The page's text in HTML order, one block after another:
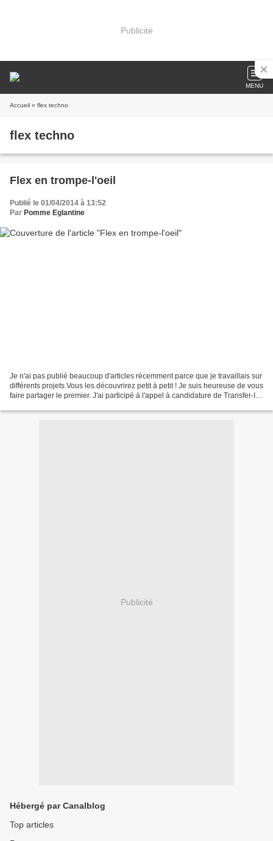
Publicité
MENU
Accueil » flex techno
flex techno
Flex en trompe-l'oeil
Publié le 01/04/2014 à 13:52
Par Pomme Eglantine
Je n'ai pas publié beaucoup d'articles récemment parce que je travaillais sur
différents projets.Vous les découvrirez petit à petit ! Je suis heureuse de vous
faire partager le premier. J'ai participé à l'appel à candidature de Transfer-ID
Publicité
Hébergé par Canalblog
Top articles